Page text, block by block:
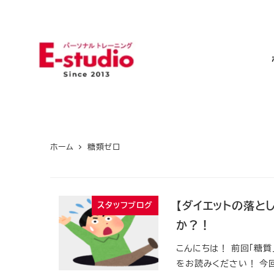
ホーム 糖類ゼロ
スタッフブログ
【ダイエットの落と
か？！
こんにちは！ 前回「糖
をお読みください！ 今